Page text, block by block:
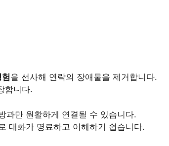
을 선사해 연락의 장애물을 제거합니다.
합니다.
과만 원활하게 연결될 수 있습니다.
대화가 명료하고 이해하기 쉽습니다.